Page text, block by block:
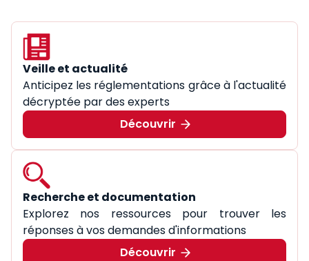
Veille et actualité
Anticipez les réglementations grâce à l'actualité
décryptée par des experts
Découvrir
Recherche et documentation
Explorez nos ressources pour trouver les
réponses à vos demandes d'informations
Découvrir